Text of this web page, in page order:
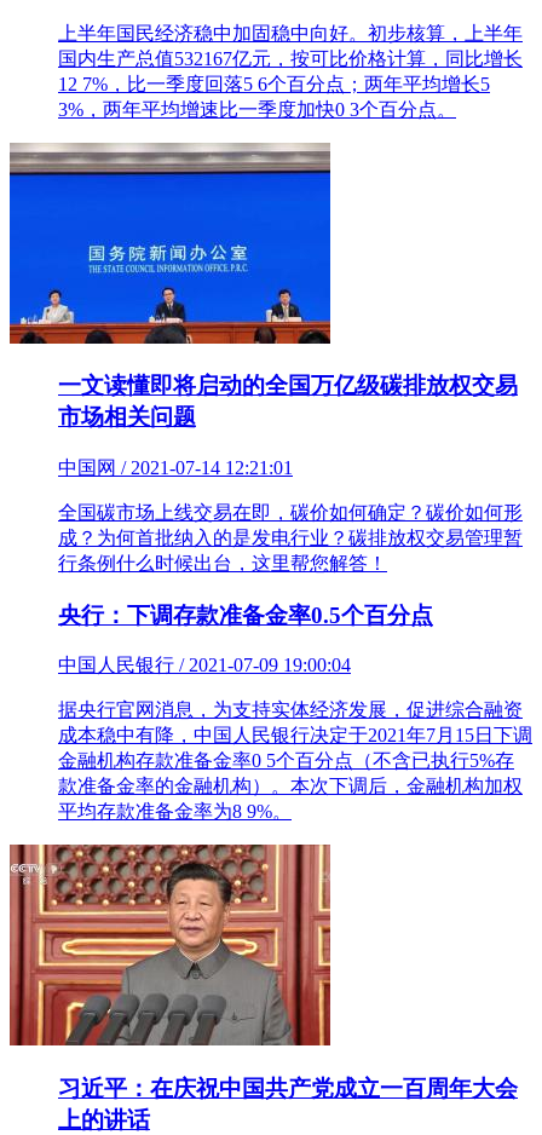
上半年国民经济稳中加固稳中向好。初步核算，上半年
国内生产总值532167亿元，按可比价格计算，同比增长
12 7%，比一季度回落5 6个百分点；两年平均增长5
3%，两年平均增速比一季度加快0 3个百分点。
一文读懂即将启动的全国万亿级碳排放权交易
市场相关问题
中国网 / 2021-07-14 12:21:01
全国碳市场上线交易在即，碳价如何确定？碳价如何形
成？为何首批纳入的是发电行业？碳排放权交易管理暂
行条例什么时候出台，这里帮您解答！
央行：下调存款准备金率0.5个百分点
中国人民银行 / 2021-07-09 19:00:04
据央行官网消息，为支持实体经济发展，促进综合融资
成本稳中有降，中国人民银行决定于2021年7月15日下调
金融机构存款准备金率0 5个百分点（不含已执行5%存
款准备金率的金融机构）。本次下调后，金融机构加权
平均存款准备金率为8 9%。
习近平：在庆祝中国共产党成立一百周年大会
上的讲话